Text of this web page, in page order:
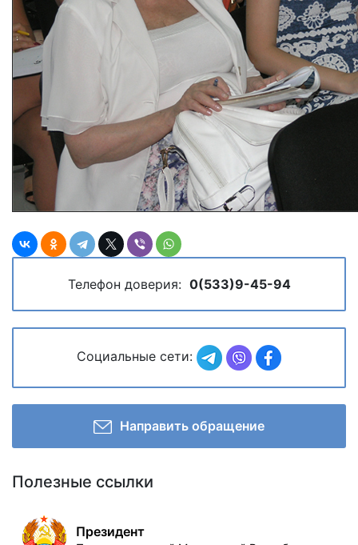
Телефон доверия: 0(533)9-45-94
Социальные сети:
Направить обращение
Полезные ссылки
Президент